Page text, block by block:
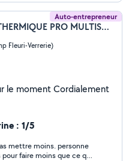
Auto-entrepreneur
El-Mehdi Fekkak (THERMIQUE PRO MULTISERVICES)
Fleuri-Verrerie)
: 1/5
mettre moins. personne
faire moins que ce qui